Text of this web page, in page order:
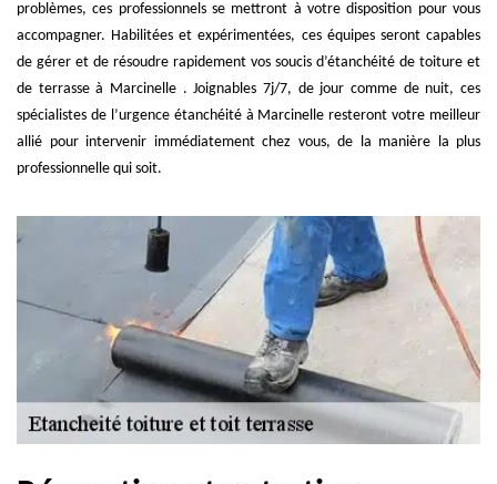
problèmes, ces professionnels se mettront à votre disposition pour vous
accompagner. Habilitées et expérimentées, ces équipes seront capables
de gérer et de résoudre rapidement vos soucis d’étanchéité de toiture et
de terrasse à Marcinelle . Joignables 7j/7, de jour comme de nuit, ces
spécialistes de l’urgence étanchéité à Marcinelle resteront votre meilleur
allié pour intervenir immédiatement chez vous, de la manière la plus
professionnelle qui soit.